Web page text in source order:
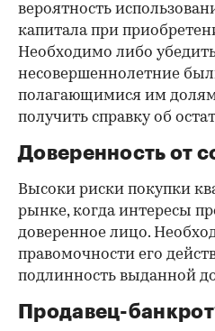
вероятность
капитала при
Необходимо либо
несовершеннолетние
полагающимися им
получить справку об
Доверенность от
Высоки риски покупки
рынке, когда интересы
доверенное лицо.
правомочности его
подлинность выданной
Продавец-